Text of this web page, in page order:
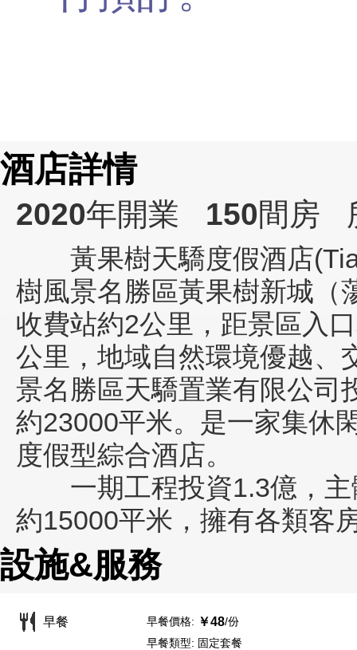
酒店詳情
2020年開業 150間房
黃果樹天驕度假酒店
樹風景名勝區黃果樹新城（
收費站約2公里，距景區入
公里，地域自然環境優越、
景名勝區天驕置業有限公司
約23000平米。是一家集休
度假型綜合酒店。
一期工程投資1.3億，主
約15000平米，擁有各類客
設施&服務
早餐 早餐價格: ￥48/份
早餐類型: 固定套餐